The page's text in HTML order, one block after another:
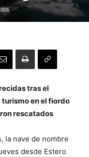
tras el
en el fiordo
rescatados
la nave de nombre
desde Estero